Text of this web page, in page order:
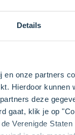
Details
onze partners
Hierdoor
deze
gaat, klik je op
Verenigde
voeg de melk
tot een stevig,